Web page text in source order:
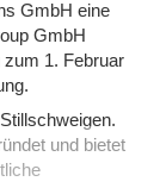
GmbH eine
GmbH
1. Februar
und bietet